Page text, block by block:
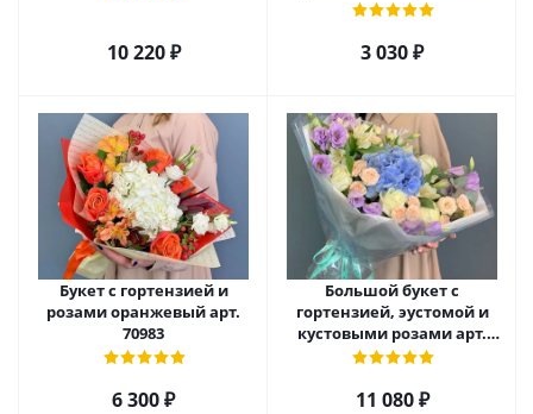
10 220₽ 3 030₽
Букет с гортензией и
розами оранжевый арт.
70983
6 300₽
Большой букет с
гортензией, эустомой и
кустовыми розами арт.
66669
11 080₽